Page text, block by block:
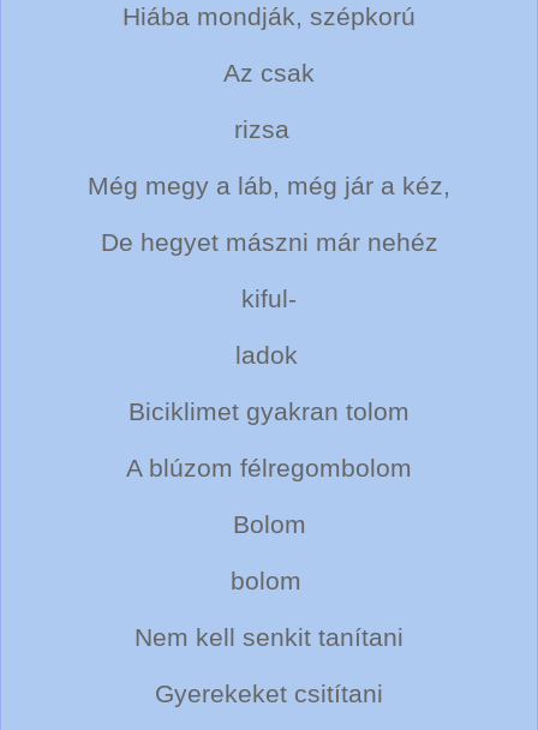
Hiába mondják, szépkorú
Az csak
rizsa
Még megy a láb, még jár a kéz,
De hegyet mászni már nehéz
kiful-
ladok
Biciklimet gyakran tolom
A blúzom félregombolom
Bolom
bolom
Nem kell senkit tanítani
Gyerekeket csitítani